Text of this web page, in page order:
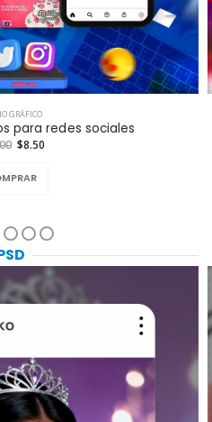
GRÁFICO
para redes sociales
$8.50